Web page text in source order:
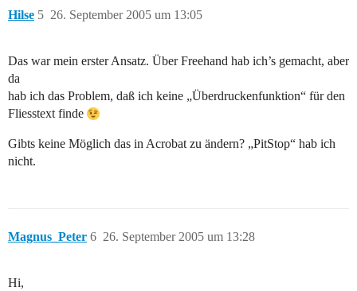
Hilse 26. September 2005 um 13:05
5
Das war mein erster Ansatz. Über Freehand hab ich’s gemacht, aber
da
hab ich das Problem, daß ich keine „Überdruckenfunktion“ für den
Fliesstext finde
Gibts keine Möglich das in Acrobat zu ändern? „PitStop“ hab ich
nicht.
Magnus_Peter 26. September 2005 um 13:28
6
Hi,